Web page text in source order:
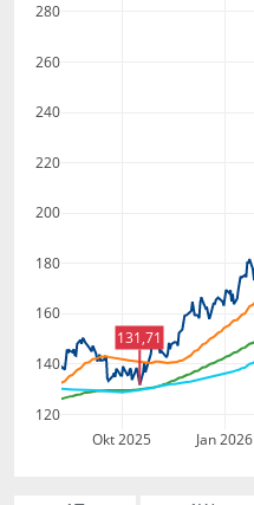
Okt 2025 Jan 2026
120
140
160
180
200
220
240
260
280
131,71